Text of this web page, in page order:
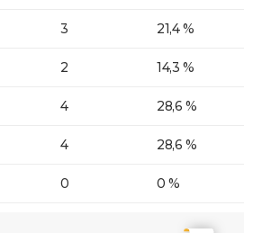
3 21,4 %
2 14,3 %
4 28,6 %
4 28,6 %
0 0 %